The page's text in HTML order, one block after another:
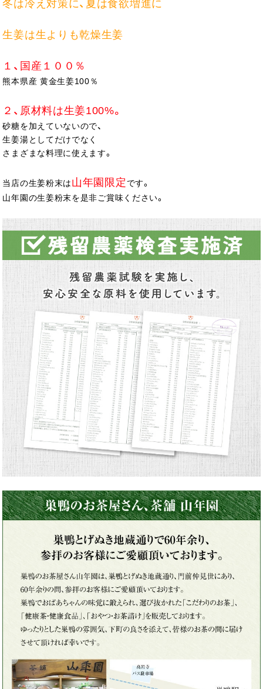
冬は冷え対策に、夏は食欲増進に
生姜は生よりも乾燥生姜
１、国産１００％
熊本県産 黄金生姜100％
２、原材料は生姜100%。
砂糖を加えていないので、
生姜湯としてだけでなく
さまざまな料理に使えます。
当店の生姜粉末は山年園限定 です。
山年園の生姜粉末を是非ご賞味ください。